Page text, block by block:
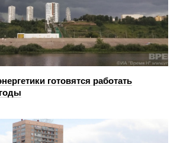
готовятся работать